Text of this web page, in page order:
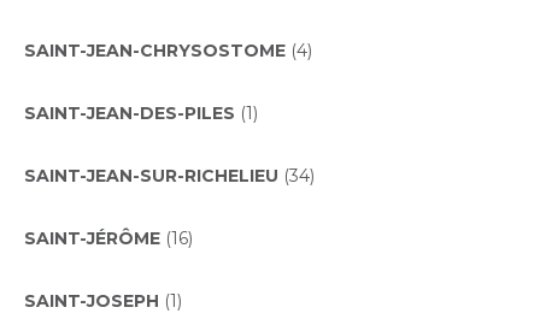
SAINT-JEAN-CHRYSOSTOME (4)
SAINT-JEAN-DES-PILES (1)
SAINT-JEAN-SUR-RICHELIEU (34)
SAINT-JÉRÔME (16)
SAINT-JOSEPH (1)